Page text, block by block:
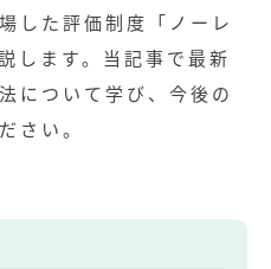
した評価制度「ノーレ
します。当記事で最新
について学び、今後の
さい。